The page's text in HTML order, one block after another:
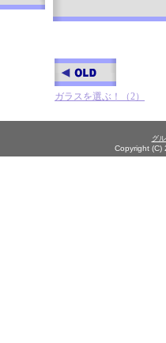
ガラスを選ぶ！（2）
グ
Copyright (C)